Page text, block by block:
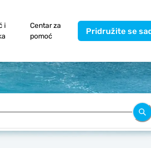
i
Centar za
pomoć
Pridružite se